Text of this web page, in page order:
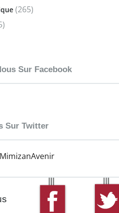
(265)
Sur Facebook
Sur Twitter